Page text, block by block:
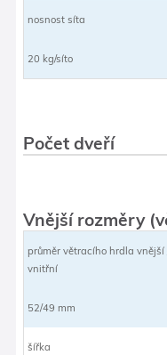
nosnost síta
20 kg/síto
Počet dveří
Vnější rozměry
průměr větracího hrdla vnější
vnitřní
52/49 mm
šířka